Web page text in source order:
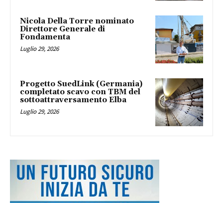
Nicola Della Torre nominato
Direttore Generale di
Fondamenta
Luglio 29, 2026
Progetto SuedLink (Germania)
completato scavo con TBM del
sottoattraversamento Elba
Luglio 29, 2026